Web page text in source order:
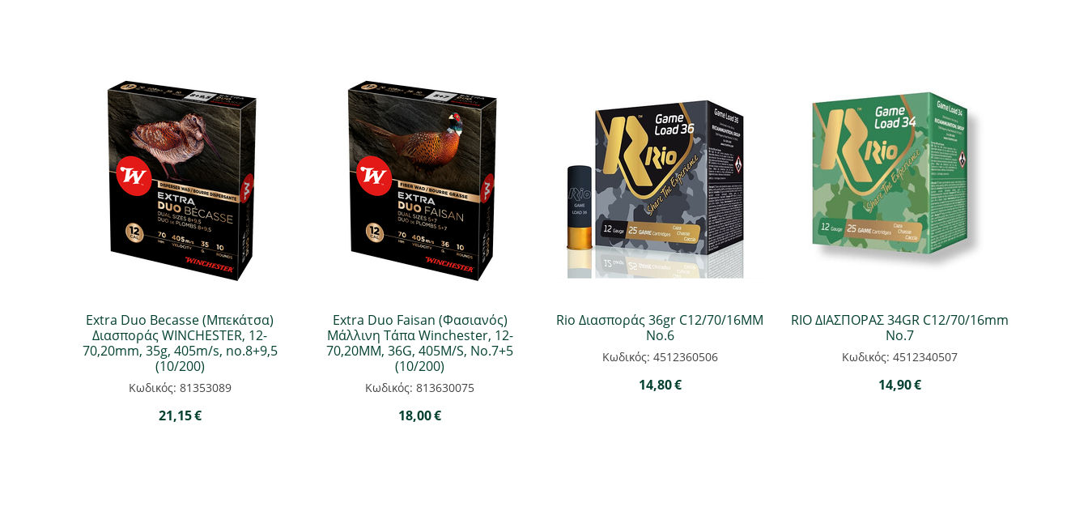
Extra Duo Becasse (Μπεκάτσα)
Διασποράς WINCHESTER, 12-
70,20mm, 35g, 405m/s, no.8+9,5
(10/200)
Κωδικός: 81353089
21,15€
Extra Duo Faisan (Φασιανός)
Μάλλινη Τάπα Winchester, 12-
70,20MM, 36G, 405M/S, No.7+5
(10/200)
Κωδικός: 813630075
18,00€
Rio Διασποράς 36gr C12/70/16MM
Νο.6
Κωδικός: 4512360506
14,80€
RIO ΔΙΑΣΠΟΡΑΣ 34GR C12/70/16mm
Νο.7
Κωδικός: 4512340507
14,90€